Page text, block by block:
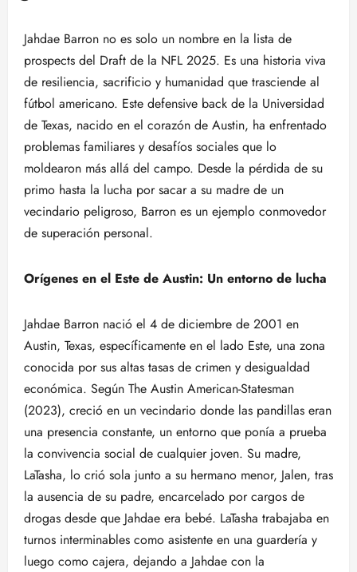
Jahdae Barron no es solo un nombre en la lista de
prospects del Draft de la NFL 2025. Es una historia viva
de resiliencia, sacrificio y humanidad que trasciende al
fútbol americano. Este defensive back de la Universidad
de Texas, nacido en el corazón de Austin, ha enfrentado
problemas familiares y desafíos sociales que lo
moldearon más allá del campo. Desde la pérdida de su
primo hasta la lucha por sacar a su madre de un
vecindario peligroso, Barron es un ejemplo conmovedor
de superación personal.
Orígenes en el Este de Austin: Un entorno de lucha
Jahdae Barron nació el 4 de diciembre de 2001 en
Austin, Texas, específicamente en el lado Este, una zona
conocida por sus altas tasas de crimen y desigualdad
económica. Según The Austin American-Statesman
(2023), creció en un vecindario donde las pandillas eran
una presencia constante, un entorno que ponía a prueba
la convivencia social de cualquier joven. Su madre,
LaTasha, lo crió sola junto a su hermano menor, Jalen, tras
la ausencia de su padre, encarcelado por cargos de
drogas desde que Jahdae era bebé. LaTasha trabajaba en
turnos interminables como asistente en una guardería y
luego como cajera, dejando a Jahdae con la